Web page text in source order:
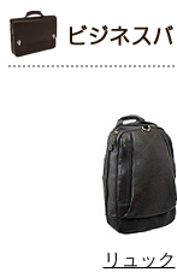
リュック